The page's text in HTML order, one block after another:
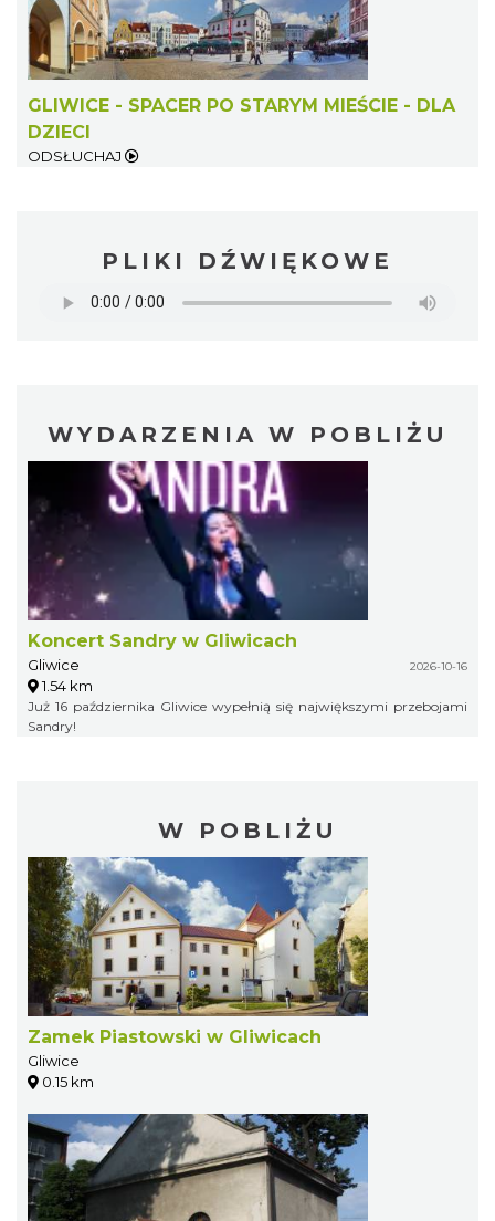
GLIWICE - SPACER PO STARYM MIEŚCIE - DLA
DZIECI
ODSŁUCHAJ
PLIKI DŹWIĘKOWE
WYDARZENIA W POBLIŻU
Koncert Sandry w Gliwicach
Gliwice 2026-10-16
1.54 km
Już 16 października Gliwice wypełnią się największymi przebojami
Sandry!
W POBLIŻU
Zamek Piastowski w Gliwicach
Gliwice
0.15 km